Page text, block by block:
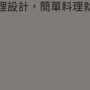
計，簡單料理